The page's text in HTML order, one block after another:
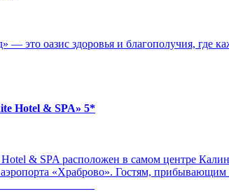
— это оазис здоровья и благополучия, где
Hotel & SPA» 5*
& SPA расположен в самом центре
аэропорта «Храброво». Гостям,